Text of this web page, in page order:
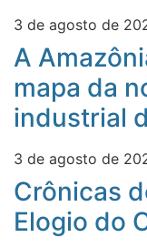
3 de agosto de
A
mapa da
industrial
3 de agosto de
Crônicas
Elogio do